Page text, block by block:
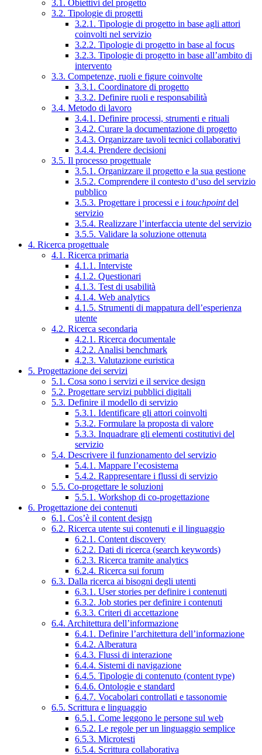
3.1. Obiettivi del progetto
3.2. Tipologie di progetti
3.2.1. Tipologie di progetto in base agli attori
coinvolti nel servizio
3.2.2. Tipologie di progetto in base al focus
3.2.3. Tipologie di progetto in base all’ambito di
intervento
3.3. Competenze, ruoli e figure coinvolte
3.3.1. Coordinatore di progetto
3.3.2. Definire ruoli e responsabilità
3.4. Metodo di lavoro
3.4.1. Definire processi, strumenti e rituali
3.4.2. Curare la documentazione di progetto
3.4.3. Organizzare tavoli tecnici collaborativi
3.4.4. Prendere decisioni
3.5. Il processo progettuale
3.5.1. Organizzare il progetto e la sua gestione
3.5.2. Comprendere il contesto d’uso del servizio
pubblico
3.5.3. Progettare i processi e i touchpointdel
servizio
3.5.4. Realizzare l’interfaccia utente del servizio
3.5.5. Validare la soluzione ottenuta
4. Ricerca progettuale
4.1. Ricerca primaria
4.1.1. Interviste
4.1.2. Questionari
4.1.3. Test di usabilità
4.1.4. Web analytics
4.1.5. Strumenti di mappatura dell’esperienza
utente
4.2. Ricerca secondaria
4.2.1. Ricerca documentale
4.2.2. Analisi benchmark
4.2.3. Valutazione euristica
5. Progettazione dei servizi
5.1. Cosa sono i servizi e il service design
5.2. Progettare servizi pubblici digitali
5.3. Definire il modello di servizio
5.3.1. Identificare gli attori coinvolti
5.3.2. Formulare la proposta di valore
5.3.3. Inquadrare gli elementi costitutivi del
servizio
5.4. Descrivere il funzionamento del servizio
5.4.1. Mappare l’ecosistema
5.4.2. Rappresentare i flussi di servizio
5.5. Co-progettare le soluzioni
5.5.1. Workshop di co-progettazione
6. Progettazione dei contenuti
6.1. Cos’è il content design
6.2. Ricerca utente sui contenuti e il linguaggio
6.2.1. Content discovery
6.2.2. Dati di ricerca (search keywords)
6.2.3. Ricerca tramite analytics
6.2.4. Ricerca sui forum
6.3. Dalla ricerca ai bisogni degli utenti
6.3.1. User stories per definire i contenuti
6.3.2. Job stories per definire i contenuti
6.3.3. Criteri di accettazione
6.4. Architettura dell’informazione
6.4.1. Definire l’architettura dell’informazione
6.4.2. Alberatura
6.4.3. Flussi di interazione
6.4.4. Sistemi di navigazione
6.4.5. Tipologie di contenuto (content type)
6.4.6. Ontologie e standard
6.4.7. Vocabolari controllati e tassonomie
6.5. Scrittura e linguaggio
6.5.1. Come leggono le persone sul web
6.5.2. Le regole per un linguaggio semplice
6.5.3. Microtesti
6.5.4. Scrittura collaborativa